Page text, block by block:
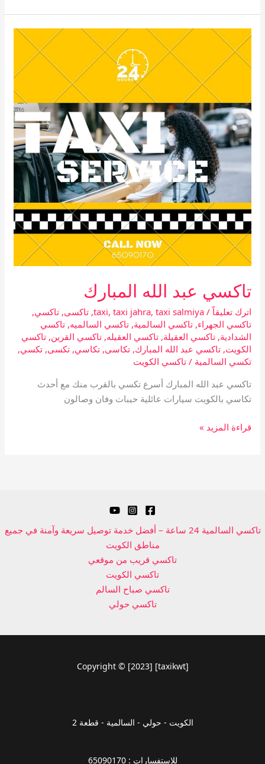
تاكسي عبد الله المبارك
اترك تعليقاً /
taxi, taxi jahra, taxi salmiya
,تاكسى,تاكسي,
تاكسي الجهراء,تاكسي السالمية,تاكسي السالميه,تاكسي
الشدادية,تاكسي العقيلة,تاكسي العقيله,تاكسي القرين,تاكسي
الكويت,تاكسي عبد الله المبارك,تكاسى,تكاسي,تكسى,تكسي,
تكسي السالمية /تاكسي الكويت
تاكسي عبد الله المبارك أسرع تكسي بالقرب منك مع أحدث
تكاسي بالكويت سيارات عائلية حيبات وفان وصالون
تاكسي
عبد
الله
قراءة المزيد »
تاكسي السالمية 24 ساعة – أفضل خدمة توصيل سريعة وآمنة في جميع
مناطق الكويت
تاكسي قريب من موقعي
تاكسي الكويت
تاكسي صباح السالم
تاكسي حولي
Copyright © [2023] [taxikwt]
الكويت - حولي - السالمية - قطعة 2
للاستفسارات : 65090170